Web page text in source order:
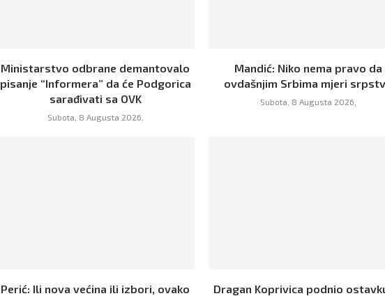
Ministarstvo odbrane demantovalo
pisanje “Informera” da će Podgorica
sarađivati sa OVK
Subota, 8 Augusta 2026,
Mandić: Niko nema pravo da
ovdašnjim Srbima mjeri
Subota, 8 Augusta 2026,
Perić: Ili nova većina ili izbori, ovako
Dragan Koprivica podnio